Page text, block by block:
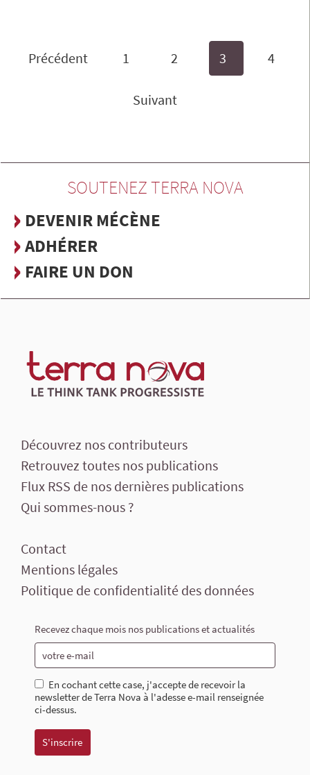
Précédent 1 2 3 4
Suivant
SOUTENEZ TERRA NOVA
DEVENIR MÉCÈNE
ADHÉRER
FAIRE UN DON
Découvrez nos contributeurs
Retrouvez toutes nos publications
Flux RSS de nos dernières publications
Qui sommes-nous ?
Contact
Mentions légales
Politique de confidentialité des données
Recevez chaque mois nos publications et actualités
En cochant cette case, j'accepte de recevoir la
newsletter de Terra Nova à l'adesse e-mail renseignée
ci-dessus.